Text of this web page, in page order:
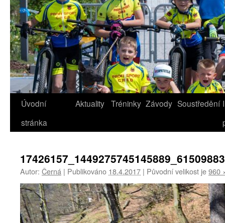
Úvodní
stránka
Aktuality Tréninky Závody Soustředění
Autor: Černá | Publikováno 18.4.2017 | Původní velikost je960